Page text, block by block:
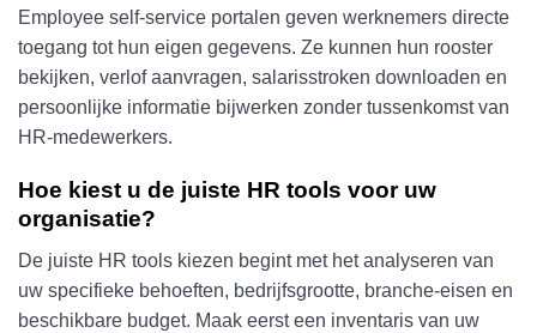
Employee self-service portalen geven werknemers directe
toegang tot hun eigen gegevens. Ze kunnen hun rooster
bekijken, verlof aanvragen, salarisstroken downloaden en
persoonlijke informatie bijwerken zonder tussenkomst van
HR-medewerkers.
Hoe kiest u de juiste HR tools voor uw
organisatie?
De juiste HR tools kiezen begint met het analyseren van
uw specifieke behoeften, bedrijfsgrootte, branche-eisen en
beschikbare budget. Maak eerst een inventaris van uw